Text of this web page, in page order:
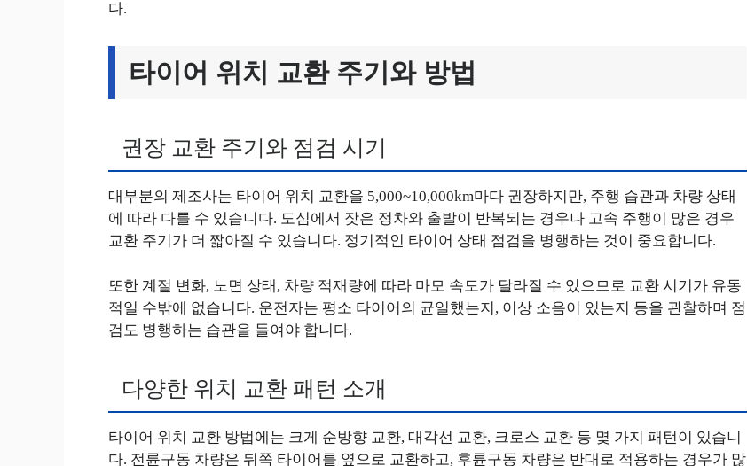
다.
타이어 위치 교환 주기와 방법
권장 교환 주기와 점검 시기
대부분의 제조사는 타이어 위치 교환을 5,000~10,000km마다 권장하지만, 주행 습관과 차량 상태
에 따라 다를 수 있습니다. 도심에서 잦은 정차와 출발이 반복되는 경우나 고속 주행이 많은 경우
교환 주기가 더 짧아질 수 있습니다. 정기적인 타이어 상태 점검을 병행하는 것이 중요합니다.
또한 계절 변화, 노면 상태, 차량 적재량에 따라 마모 속도가 달라질 수 있으므로 교환 시기가 유동
적일 수밖에 없습니다. 운전자는 평소 타이어의 균일했는지, 이상 소음이 있는지 등을 관찰하며 점
검도 병행하는 습관을 들여야 합니다.
다양한 위치 교환 패턴 소개
타이어 위치 교환 방법에는 크게 순방향 교환, 대각선 교환, 크로스 교환 등 몇 가지 패턴이 있습니
다. 전륜구동 차량은 뒤쪽 타이어를 옆으로 교환하고, 후륜구동 차량은 반대로 적용하는 경우가 많